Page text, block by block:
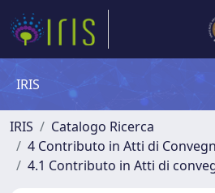
IRIS
IRIS
Catalogo Ricerca
4 Contributo in Atti di
4.1 Contributo in Atti di